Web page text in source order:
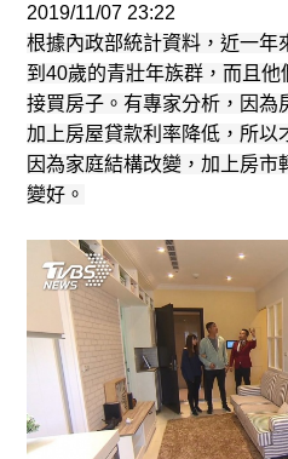
2019/11/07 23:22
根據內政部統計資料，近一年
到40歲的青壯年族群，而且
接買房子。有專家分析，因為
加上房屋貸款利率降低，所以
因為家庭結構改變，加上房
變好。